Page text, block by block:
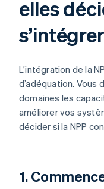
elles
L’intégration de la
d’adéquation. Vous
domaines les
améliorer vos
décider si la NPP
1.